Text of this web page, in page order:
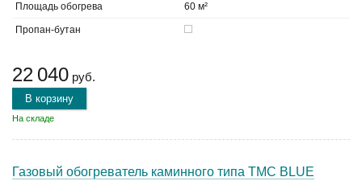
Площадь обогрева 60 м²
Пропан-бутан
22 040 руб.
В корзину
На складе
Газовый обогреватель каминного типа TMC BLUE